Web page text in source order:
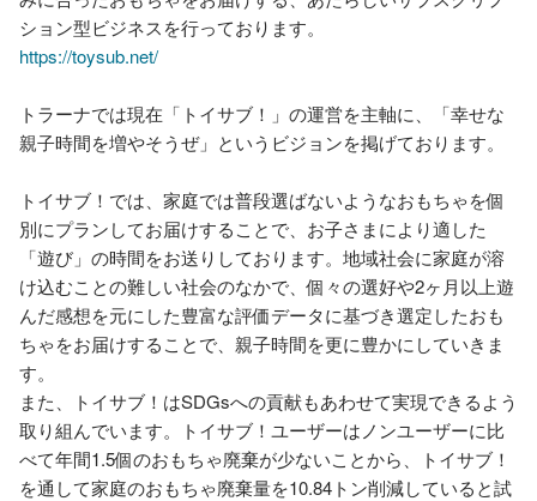
https://toysub.net/
トラーナでは現在「トイサブ！」の運営を主軸に、「幸せな
親子時間を増やそうぜ」というビジョンを掲げております。
トイサブ！では、家庭では普段選ばないようなおもちゃを個
別にプランしてお届けすることで、お子さまにより適した
「遊び」の時間をお送りしております。地域社会に家庭が溶
け込むことの難しい社会のなかで、個々の選好や2ヶ月以上遊
んだ感想を元にした豊富な評価データに基づき選定したおも
ちゃをお届けすることで、親子時間を更に豊かにしていきま
す。
また、トイサブ！はSDGsへの貢献もあわせて実現できるよう
取り組んでいます。トイサブ！ユーザーはノンユーザーに比
べて年間1.5個のおもちゃ廃棄が少ないことから、トイサブ！
を通して家庭のおもちゃ廃棄量を10.84トン削減していると試